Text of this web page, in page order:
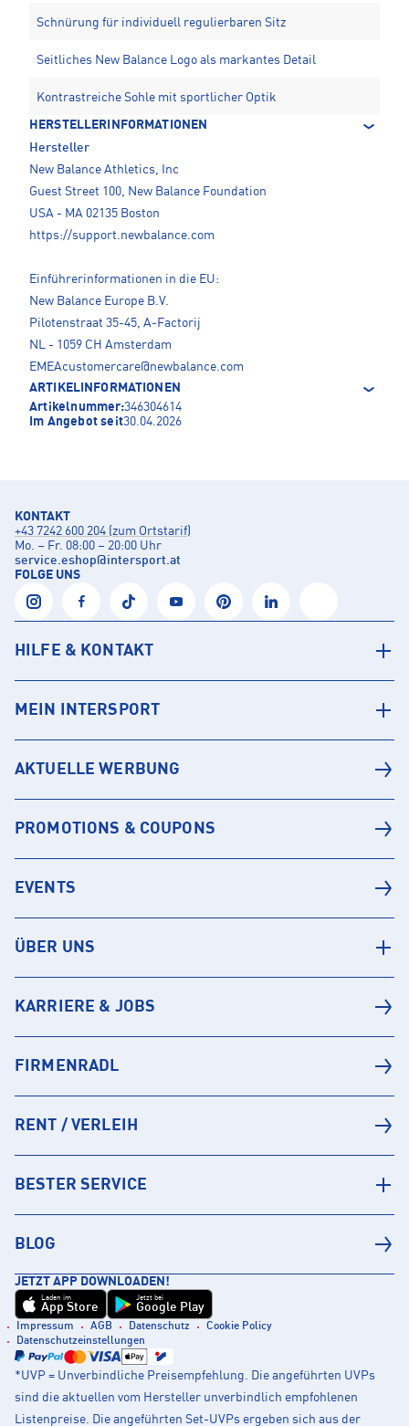
Schnürung für individuell regulierbaren Sitz
Seitliches New Balance Logo als markantes Detail
Kontrastreiche Sohle mit sportlicher Optik
HERSTELLERINFORMATIONEN
Hersteller
New Balance Athletics, Inc
Guest Street 100, New Balance Foundation
USA - MA 02135 Boston
https://support.newbalance.com
Einführerinformationen in die EU:
New Balance Europe B.V.
Pilotenstraat 35-45, A-Factorij
NL - 1059 CH Amsterdam
EMEAcustomercare@newbalance.com
ARTIKELINFORMATIONEN
Artikelnummer:346304614
Im Angebot seit30.04.2026
KONTAKT
+43 7242 600 204 (zum Ortstarif)
Mo. – Fr. 08:00 – 20:00 Uhr
service.eshop@intersport.at
FOLGE UNS
HILFE & KONTAKT
MEIN INTERSPORT
AKTUELLE WERBUNG
PROMOTIONS & COUPONS
EVENTS
ÜBER UNS
KARRIERE & JOBS
FIRMENRADL
RENT / VERLEIH
BESTER SERVICE
BLOG
JETZT APP DOWNLOADEN!
Laden im
App Store
Jetzt bei
Google Play
Impressum AGB Datenschutz
Cookie Policy
Datenschutzeinstellungen
*UVP = Unverbindliche Preisempfehlung. Die angeführten UVPs
sind die aktuellen vom Hersteller unverbindlich empfohlenen
Listenpreise. Die angeführten Set-UVPs ergeben sich aus der